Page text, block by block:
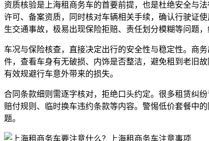
资质核验是上海租商务车的首要前提，也是杜绝安全与
许可、备案资质，同时核对车辆相关手续，确认行驶证
生交通事故，极易出现保险拒赔、责任划分模糊等问题
车况与保险核查，直接决定出行的安全性与稳定性。商
件，查看车身有无破损、内饰是否整洁，避免租到老旧
有效规避行车意外带来的损失。
合同条款细则需逐字核对，拒绝口头约定。很多租赁纠
赔付规则、临时换车违约条款等内容。警惕低价套餐中
题。